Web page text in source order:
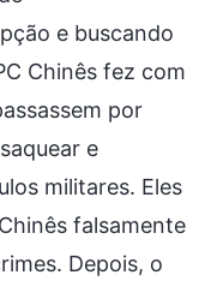
e buscando
Chinês fez com
por
e
militares. Eles
falsamente
Depois, o